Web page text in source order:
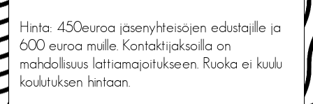
Hinta: 450euroa jäsenyhteisöjen edustajille ja
600 euroa muille. Kontaktijaksoilla on
mahdollisuus lattiamajoitukseen. Ruoka ei kuulu
koulutuksen hintaan.